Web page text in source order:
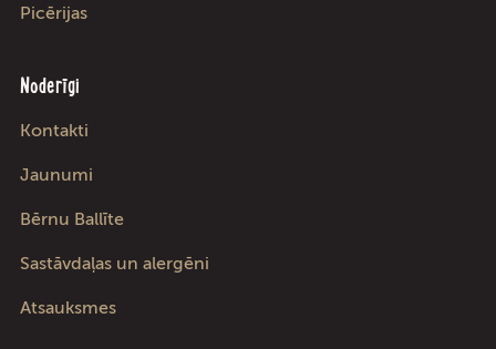
Picērijas
Noderīgi
Kontakti
Jaunumi
Bērnu Ballīte
Sastāvdaļas un alergēni
Atsauksmes